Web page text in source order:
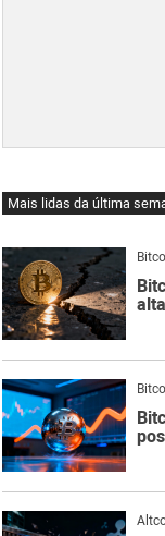
Mais lidas da última
alta